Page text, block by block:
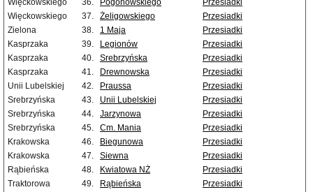
Więckowskiego
36. Pogonowskiego
Przesiadki
Więckowskiego
37. Żeligowskiego
Przesiadki
Zielona
38. 1 Maja
Przesiadki
Kasprzaka
39. Legionów
Przesiadki
Kasprzaka
40. Srebrzyńska
Przesiadki
Kasprzaka
41. Drewnowska
Przesiadki
Unii Lubelskiej
42. Praussa
Przesiadki
Srebrzyńska
43. Unii Lubelskiej
Przesiadki
Srebrzyńska
44. Jarzynowa
Przesiadki
Srebrzyńska
45. Cm. Mania
Przesiadki
Krakowska
46. Biegunowa
Przesiadki
Krakowska
47. Siewna
Przesiadki
Rąbieńska
48. Kwiatowa NŻ
Przesiadki
Traktorowa
49. Rąbieńska
Przesiadki